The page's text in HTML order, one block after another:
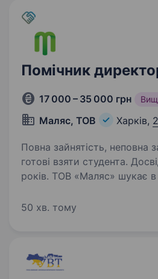
Помічник
17 000 – 35 000 грн
Маляс, ТОВ Харків,
Повна зайнятість, неповна
готові взяти студента.
років. ТОВ «Маляс» шукає в команду
Помічника директора для
та впорядкування…
50 хв. тому